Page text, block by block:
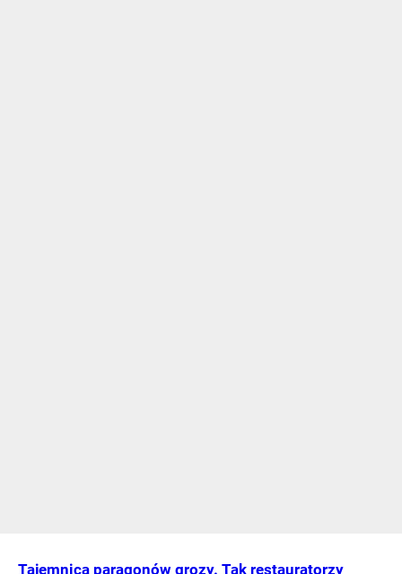
Tajemnica paragonów grozy. Tak restauratorzy